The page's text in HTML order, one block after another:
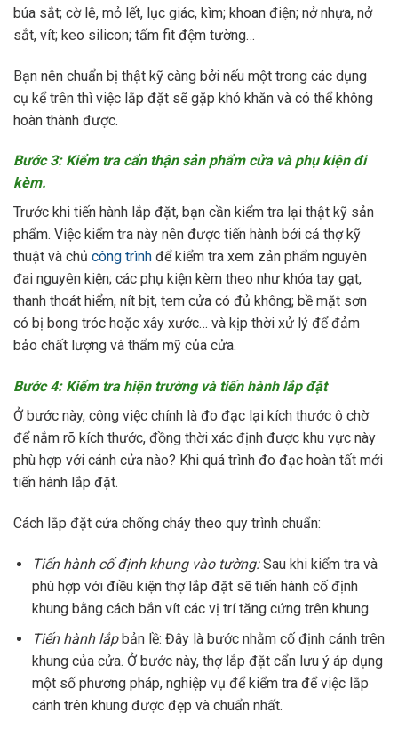
búa sắt; cờ lê, mỏ lết, lục giác, kìm; khoan điện; nở nhựa, nở
sắt, vít; keo silicon; tấm fit đệm tường…
Bạn nên chuẩn bị thật kỹ càng bởi nếu một trong các dụng
cụ kể trên thì việc lắp đặt sẽ gặp khó khăn và có thể không
hoàn thành được.
Bước 3: Kiểm tra cẩn thận sản phẩm cửa và phụ kiện đi
kèm.
Trước khi tiến hành lắp đặt, bạn cần kiểm tra lại thật kỹ sản
phẩm. Việc kiểm tra này nên được tiến hành bởi cả thợ kỹ
thuật và chủ công trình để kiểm tra xem zản phẩm nguyên
đai nguyên kiện; các phụ kiện kèm theo như khóa tay gạt,
thanh thoát hiểm, nít bịt, tem cửa có đủ không; bề mặt sơn
có bị bong tróc hoặc xây xước… và kịp thời xử lý để đảm
bảo chất lượng và thẩm mỹ của cửa.
Bước 4: Kiểm tra hiện trường và tiến hành lắp đặt
Ở bước này, công việc chính là đo đạc lại kích thước ô chờ
để nắm rõ kích thước, đồng thời xác định được khu vực này
phù hợp với cánh cửa nào? Khi quá trình đo đạc hoàn tất mới
tiến hành lắp đặt.
Cách lắp đặt cửa chống cháy theo quy trình chuẩn:
Tiến hành cố định khung vào tường:Sau khi kiểm tra và
phù hợp với điều kiện thợ lắp đặt sẽ tiến hành cố định
khung bằng cách bắn vít các vị trí tăng cứng trên khung.
Tiến hành lắp bản lề: Đây là bước nhằm cố định cánh trên
khung của cửa. Ở bước này, thợ lắp đặt cẩn lưu ý áp dụng
một số phương pháp, nghiệp vụ để kiểm tra để việc lắp
cánh trên khung được đẹp và chuẩn nhất.